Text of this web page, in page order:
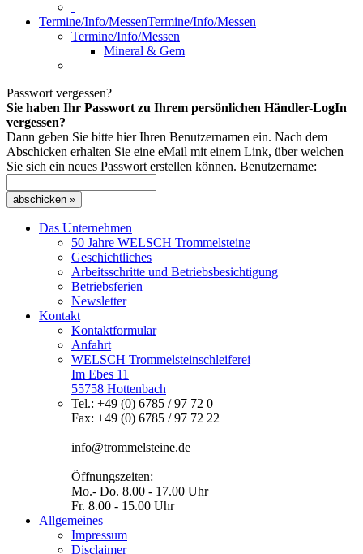
Termine/Info/MessenTermine/Info/Messen
Termine/Info/Messen
Mineral & Gem
Passwort vergessen?
Sie haben Ihr Passwort zu Ihrem persönlichen Händler-LogIn
vergessen?
Dann geben Sie bitte hier Ihren Benutzernamen ein. Nach dem
Abschicken erhalten Sie eine eMail mit einem Link, über welchen
Sie sich ein neues Passwort erstellen können. Benutzername:
abschicken »
Das Unternehmen
50 Jahre WELSCH Trommelsteine
Geschichtliches
Arbeitsschritte und Betriebsbesichtigung
Betriebsferien
Newsletter
Kontakt
Kontaktformular
Anfahrt
WELSCH Trommelsteinschleiferei
Im Ebes 11
55758 Hottenbach
Tel.: +49 (0) 6785 / 97 72 0
Fax: +49 (0) 6785 / 97 72 22
info@trommelsteine.de
Öffnungszeiten:
Mo.- Do. 8.00 - 17.00 Uhr
Fr. 8.00 - 15.00 Uhr
Allgemeines
Impressum
Disclaimer